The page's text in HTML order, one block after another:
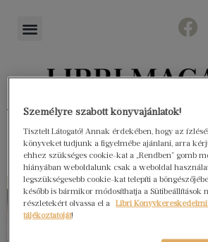
Könyvektől az
Személyre szabott könyvajánlatok!
Tisztelt Látogató! Annak érdekében, hogy az
könyveket tudjunk a figyelmébe ajánlani, arra
ehhez szükséges cookie-kat a „Rendben” gomb
hiányában weboldalunk csak a weboldal
legszükségesebb cookie-kat telepíti a
később is bármikor módosíthatja a Sütibeállítások
részletekért olvassa el a
Libri
tájékoztatóját!